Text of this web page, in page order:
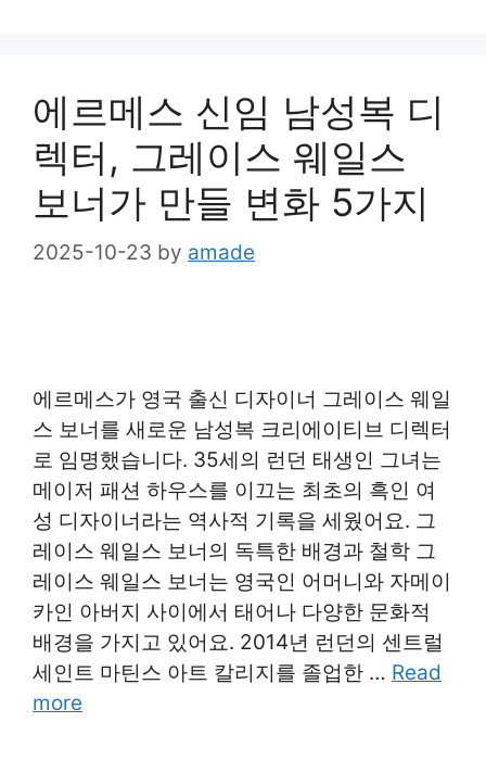
에르메스 신임 남성복 디
렉터, 그레이스 웨일스
보너가 만들 변화 5가지
2025-10-23 by amade
에르메스가 영국 출신 디자이너 그레이스 웨일
스 보너를 새로운 남성복 크리에이티브 디렉터
로 임명했습니다. 35세의 런던 태생인 그녀는
메이저 패션 하우스를 이끄는 최초의 흑인 여
성 디자이너라는 역사적 기록을 세웠어요. 그
레이스 웨일스 보너의 독특한 배경과 철학 그
레이스 웨일스 보너는 영국인 어머니와 자메이
카인 아버지 사이에서 태어나 다양한 문화적
배경을 가지고 있어요. 2014년 런던의 센트럴
세인트 마틴스 아트 칼리지를 졸업한 … Read
more